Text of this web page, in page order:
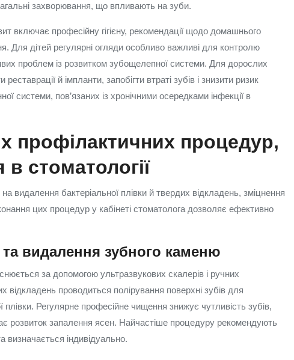
захворювання, що впливають на зуби.
включає професійну гігієну, рекомендації щодо домашнього
Для дітей регулярні огляди особливо важливі для контролю
проблем із розвитком зубощелепної системи. Для дорослих
й імпланти, запобігти втраті зубів і знизити ризик
системи, пов’язаних із хронічними осередками інфекції в
профілактичних процедур,
стоматології
видалення бактеріальної плівки й твердих відкладень, зміцнення
цих процедур у кабінеті стоматолога дозволяє ефективно
видалення зубного каменю
за допомогою ультразвукових скалерів і ручних
відкладень проводиться полірування поверхні зубів для
плівки. Регулярне професійне чищення знижує чутливість зубів,
розвиток запалення ясен. Найчастіше процедуру рекомендують
визначається індивідуально.